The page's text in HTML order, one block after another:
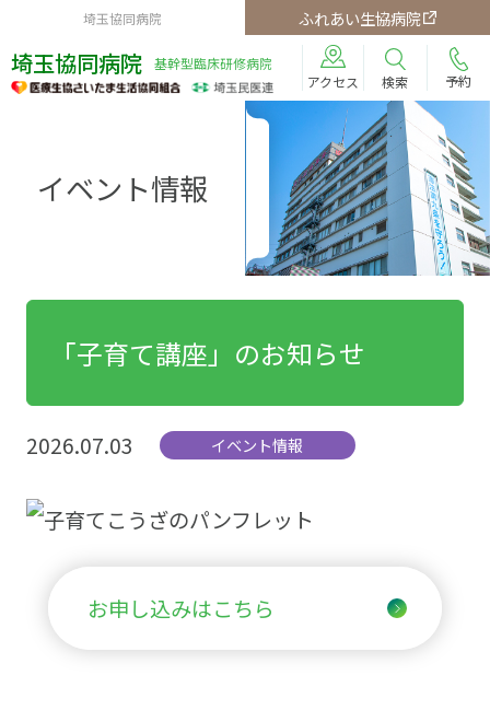
埼玉協同病院 ふれあい生協病院
埼玉協同病院
基幹型臨床研修病院
アクセス
検索 予約
イベント情報
「子育て講座」のお知らせ
2026.07.03 イベント情報
お申し込みはこちら